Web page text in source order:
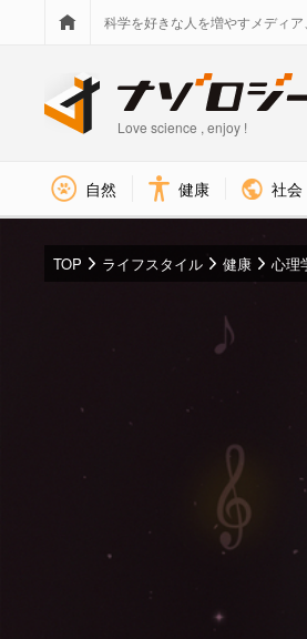
科学を好きな人を増やすメディ
Love science , enjoy !
自然 健康 社会
TOP ライフスタイル 健康 心理